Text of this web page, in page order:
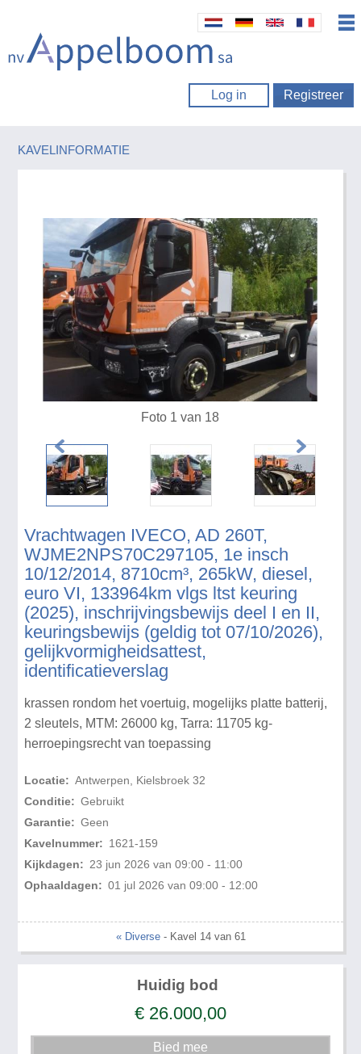
Log in Registreer
KAVELINFORMATIE
Vrachtwagen IVECO, AD 260T,
WJME2NPS70C297105, 1e insch
10/12/2014, 8710cm³, 265kW, diesel,
euro VI, 133964km vlgs ltst keuring
(2025), inschrijvingsbewijs deel I en II,
keuringsbewijs (geldig tot 07/10/2026),
gelijkvormigheidsattest,
identificatieverslag
krassen rondom het voertuig, mogelijks platte batterij,
2 sleutels, MTM: 26000 kg, Tarra: 11705 kg-
herroepingsrecht van toepassing
Locatie: Antwerpen, Kielsbroek 32
Conditie: Gebruikt
Garantie: Geen
Kavelnummer: 1621-159
Kijkdagen: 23 jun 2026 van 09:00 - 11:00
Ophaaldagen: 01 jul 2026 van 09:00 - 12:00
Foto 1 van 18
« Diverse- Kavel 14 van 61
Huidig bod
€ 26.000,00